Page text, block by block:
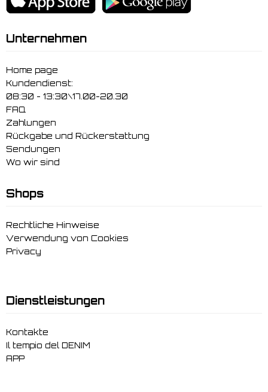
Unternehmen
Home page
Kundendienst:
08:30 - 13:30\17.00-20.30
FAQ
Zahlungen
Rückgabe und Rückerstattung
Sendungen
Wo wir sind
Shops
Rechtliche Hinweise
Verwendung von Cookies
Privacy
Dienstleistungen
Kontakte
Il tempio del DENIM
APP